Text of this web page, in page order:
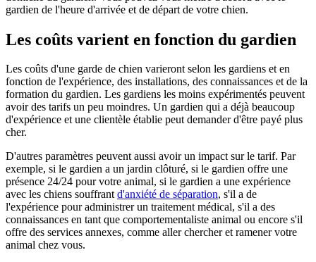
gardien de l'heure d'arrivée et de départ de votre chien.
Les coûts varient en fonction du gardien
Les coûts d'une garde de chien varieront selon les gardiens et en
fonction de l'expérience, des installations, des connaissances et de la
formation du gardien. Les gardiens les moins expérimentés peuvent
avoir des tarifs un peu moindres. Un gardien qui a déjà beaucoup
d'expérience et une clientèle établie peut demander d'être payé plus
cher.
D'autres paramètres peuvent aussi avoir un impact sur le tarif. Par
exemple, si le gardien a un jardin clôturé, si le gardien offre une
présence 24/24 pour votre animal, si le gardien a une expérience
avec les chiens souffrantd'anxiété de séparation, s'il a de
l'expérience pour administrer un traitement médical, s'il a des
connaissances en tant que comportementaliste animal ou encore s'il
offre des services annexes, comme aller chercher et ramener votre
animal chez vous.